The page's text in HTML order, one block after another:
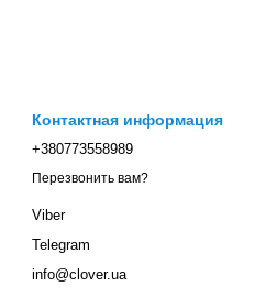
Контактная информация
+380773558989
Перезвонить вам?
Viber
Telegram
info@clover.ua